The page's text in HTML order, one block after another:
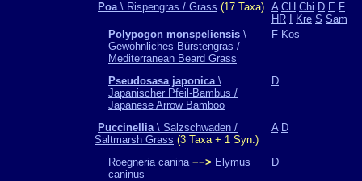
Poa\ Rispengras / Grass (17 Taxa) A CH Chi D E F
HR
Kre S Sam
Polypogon monspeliensis \
Gewöhnliches Bürstengras /
Mediterranean Beard Grass
F Kos
Pseudosasa japonica\
Japanischer Pfeil-Bambus /
Japanese Arrow Bamboo
D
Puccinellia\ Salzschwaden /
Saltmarsh Grass (3 Taxa + 1 Syn.)
A D
Roegneria canina −−> Elymus
caninus
D